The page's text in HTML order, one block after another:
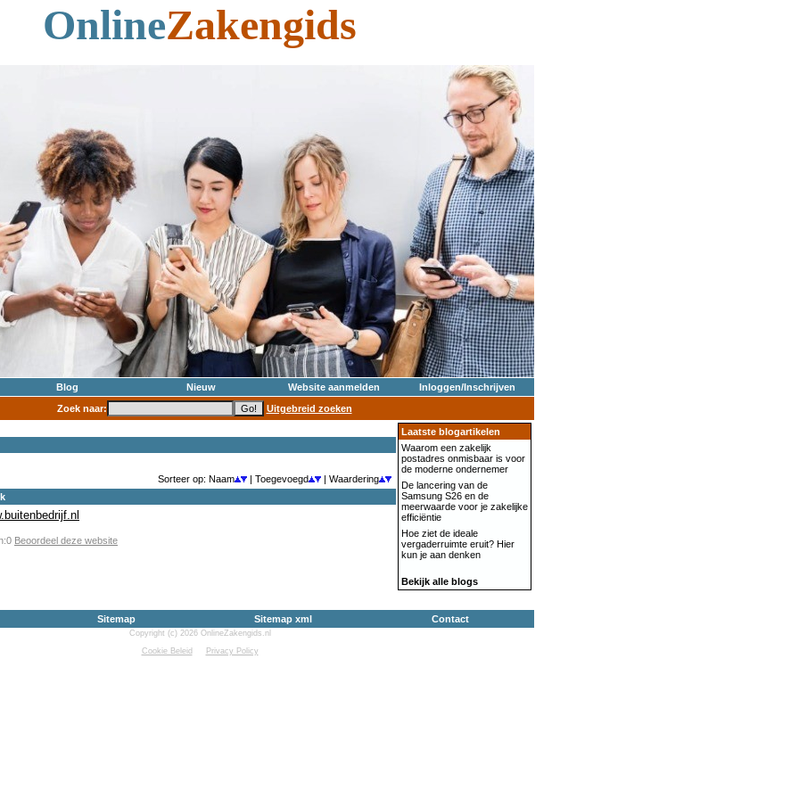
OnlineZakengids
Blog Nieuw Website aanmelden
Inloggen/Inschrijven
Zoek naar:
Uitgebreid zoeken
Sorteer op: Naam | Toegevoegd
| Waardering
Beoordeel deze website
Laatste blogartikelen
Waarom een zakelijk
postadres onmisbaar is voor
de moderne ondernemer
De lancering van de
Samsung S26 en de
meerwaarde voor je zakelijke
efficiëntie
Hoe ziet de ideale
vergaderruimte eruit? Hier
kun je aan denken
Bekijk alle blogs
Sitemap Sitemap xml Contact
Copyright (c) 2026 OnlineZakengids.nl
Cookie Beleid
Privacy Policy